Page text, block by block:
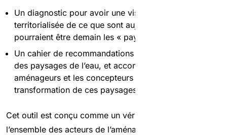
Un diagnostic pour avoir une vision claire et
territorialisée de ce que sont aujourd’hui et de ce que
pourraient être demain les « paysages de l’eau ».
Un cahier de recommandations pour cadrer l’avenir
des paysages de l’eau, et accompagner les
aménageurs et les concepteurs dans la
transformation de ces paysages.
Cet outil est conçu comme un véritable instrument pour
l’ensemble des acteurs de l’aménagement du territoire